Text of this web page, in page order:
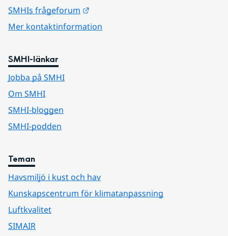
SMHIs frågeforum
Mer kontaktinformation
SMHI-länkar
Jobba på SMHI
Om SMHI
SMHI-bloggen
SMHI-podden
Teman
Havsmiljö i kust och hav
Kunskapscentrum för klimatanpassning
Luftkvalitet
SIMAIR